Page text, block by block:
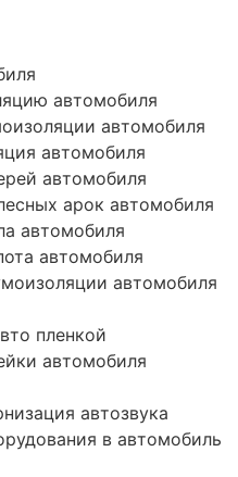
автомобиля
автомобиля
автомобиля
автомобиля
арок автомобиля
автомобиля
автомобиля
автомобиля
пленкой
автомобиля
автозвука
в автомобиль